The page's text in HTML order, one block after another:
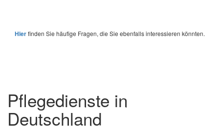
Hierfinden Sie häufige Fragen, die Sie ebenfalls interessieren könnten.
Pflegedienste in
Deutschland